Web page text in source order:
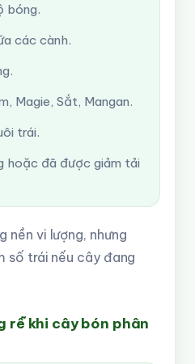
bóng.
các cành.
Magie, Sắt, Mangan.
trái.
hoặc đã được giảm tải
nền vi lượng, nhưng
số trái nếu cây đang
rễ khi cây bón phân